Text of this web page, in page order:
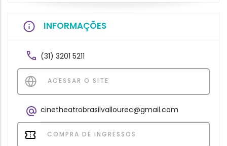
INFORMAÇÕES
(31) 3201 5211
ACESSAR O SITE
cinetheatrobrasilvallourec@gmail.com
COMPRA DE INGRESSOS